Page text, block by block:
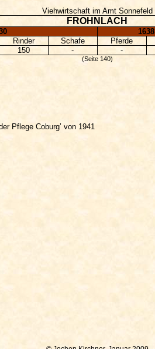
Viehwirtschaft im Amt Sonnefeld
FROHNLACH
1638
Rinder Schafe Pferde
150 - -
(Seite 140)
Pflege Coburg’ von 1941